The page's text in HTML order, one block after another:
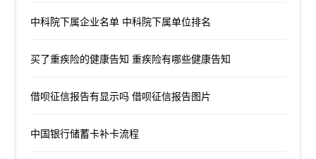
中科院下属企业名单 中科院下属单位排名
买了重疾险的健康告知 重疾险有哪些健康告知
借呗征信报告有显示吗 借呗征信报告图片
中国银行储蓄卡补卡流程